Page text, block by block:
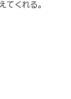
くれる。